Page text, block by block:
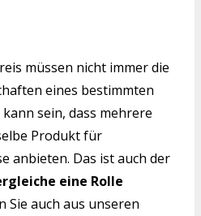
müssen nicht immer die
eines bestimmten
sein, dass mehrere
Produkt für
anbieten. Das ist auch der
eine Rolle
Sie auch aus unseren